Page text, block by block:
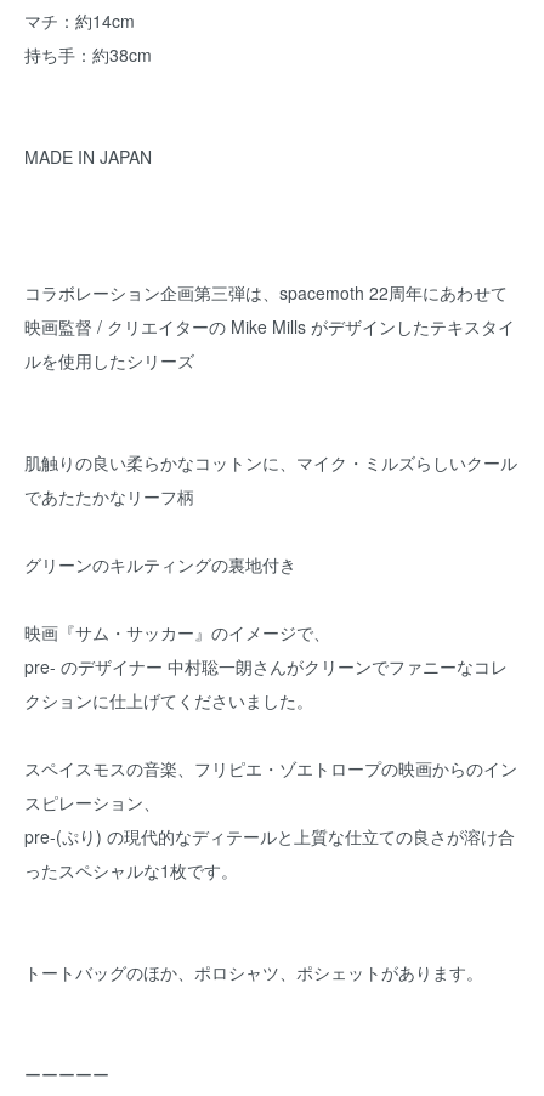
マチ：約14cm
持ち手：約38cm
MADE IN JAPAN
コラボレーション企画第三弾は、spacemoth 22周年にあわせて
映画監督 / クリエイターの Mike Mills がデザインしたテキスタイ
ルを使用したシリーズ
肌触りの良い柔らかなコットンに、マイク・ミルズらしいクール
であたたかなリーフ柄
グリーンのキルティングの裏地付き
映画『サム・サッカー』のイメージで、
pre- のデザイナー 中村聡一朗さんがクリーンでファニーなコレ
クションに仕上げてくださいました。
スペイスモスの音楽、フリピエ・ゾエトロープの映画からのイン
スピレーション、
pre-(ぷり) の現代的なディテールと上質な仕立ての良さが溶け合
ったスペシャルな1枚です。
トートバッグのほか、ポロシャツ、ポシェットがあります。
ーーーーー